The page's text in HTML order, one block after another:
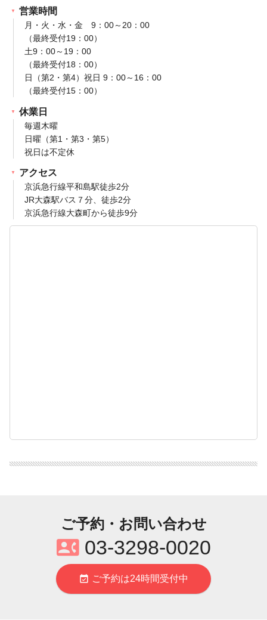
営業時間
月・火・水・金 9：00～20：00
（最終受付19：00）
土9：00～19：00
（最終受付18：00）
日（第2・第4）祝日 9：00～16：00
（最終受付15：00）
休業日
毎週木曜
日曜（第1・第3・第5）
祝日は不定休
アクセス
京浜急行線平和島駅徒歩2分
JR大森駅バス７分、徒歩2分
京浜急行線大森町から徒歩9分
ご予約・お問い合わせ
contact_phone03‐3298‐0020
event_available ご予約は24時間受付中